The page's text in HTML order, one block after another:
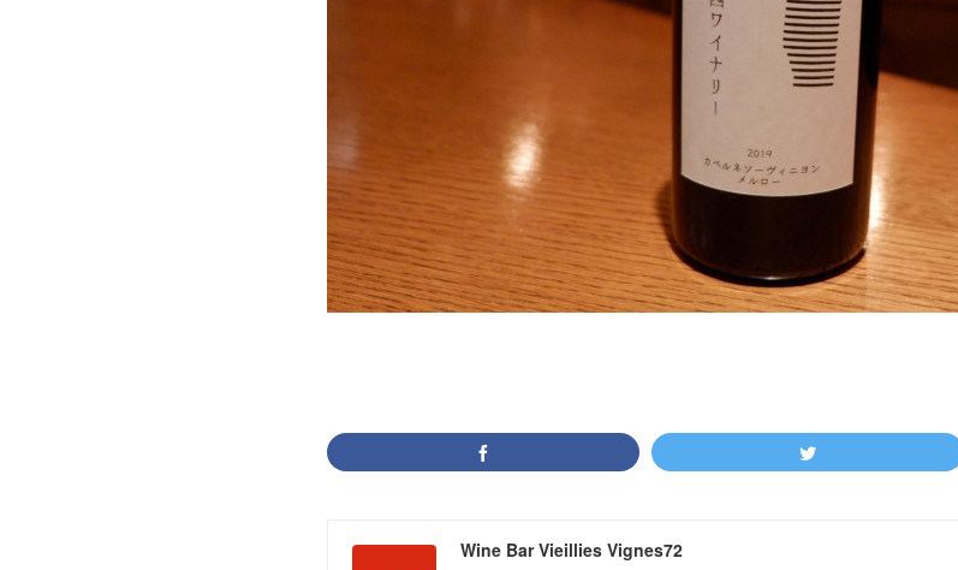
Wine Bar Vieillies Vignes72